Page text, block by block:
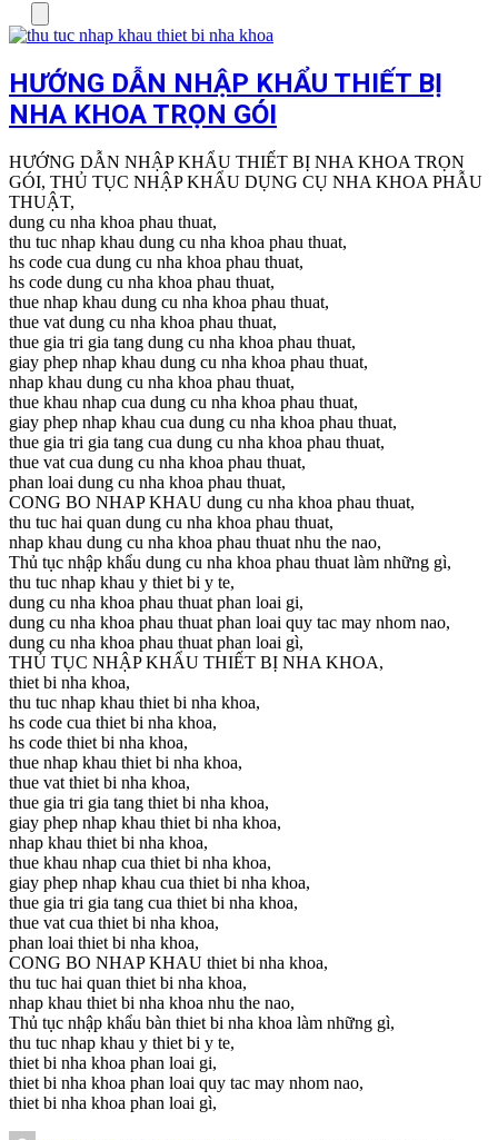
HƯỚNG DẪN NHẬP KHẨU THIẾT BỊ
NHA KHOA TRỌN GÓI
HƯỚNG DẪN NHẬP KHẨU THIẾT BỊ NHA KHOA TRỌN
GÓI, THỦ TỤC NHẬP KHẨU DỤNG CỤ NHA KHOA PHẪU
THUẬT,
dung cu nha khoa phau thuat,
thu tuc nhap khau dung cu nha khoa phau thuat,
hs code cua dung cu nha khoa phau thuat,
hs code dung cu nha khoa phau thuat,
thue nhap khau dung cu nha khoa phau thuat,
thue vat dung cu nha khoa phau thuat,
thue gia tri gia tang dung cu nha khoa phau thuat,
giay phep nhap khau dung cu nha khoa phau thuat,
nhap khau dung cu nha khoa phau thuat,
thue khau nhap cua dung cu nha khoa phau thuat,
giay phep nhap khau cua dung cu nha khoa phau thuat,
thue gia tri gia tang cua dung cu nha khoa phau thuat,
thue vat cua dung cu nha khoa phau thuat,
phan loai dung cu nha khoa phau thuat,
CONG BO NHAP KHAU dung cu nha khoa phau thuat,
thu tuc hai quan dung cu nha khoa phau thuat,
nhap khau dung cu nha khoa phau thuat nhu the nao,
Thủ tục nhập khẩu dung cu nha khoa phau thuat làm những gì,
thu tuc nhap khau y thiet bi y te,
dung cu nha khoa phau thuat phan loai gi,
dung cu nha khoa phau thuat phan loai quy tac may nhom nao,
dung cu nha khoa phau thuat phan loai gì,
THỦ TỤC NHẬP KHẨU THIẾT BỊ NHA KHOA,
thiet bi nha khoa,
thu tuc nhap khau thiet bi nha khoa,
hs code cua thiet bi nha khoa,
hs code thiet bi nha khoa,
thue nhap khau thiet bi nha khoa,
thue vat thiet bi nha khoa,
thue gia tri gia tang thiet bi nha khoa,
giay phep nhap khau thiet bi nha khoa,
nhap khau thiet bi nha khoa,
thue khau nhap cua thiet bi nha khoa,
giay phep nhap khau cua thiet bi nha khoa,
thue gia tri gia tang cua thiet bi nha khoa,
thue vat cua thiet bi nha khoa,
phan loai thiet bi nha khoa,
CONG BO NHAP KHAU thiet bi nha khoa,
thu tuc hai quan thiet bi nha khoa,
nhap khau thiet bi nha khoa nhu the nao,
Thủ tục nhập khẩu bàn thiet bi nha khoa làm những gì,
thu tuc nhap khau y thiet bi y te,
thiet bi nha khoa phan loai gi,
thiet bi nha khoa phan loai quy tac may nhom nao,
thiet bi nha khoa phan loai gì,